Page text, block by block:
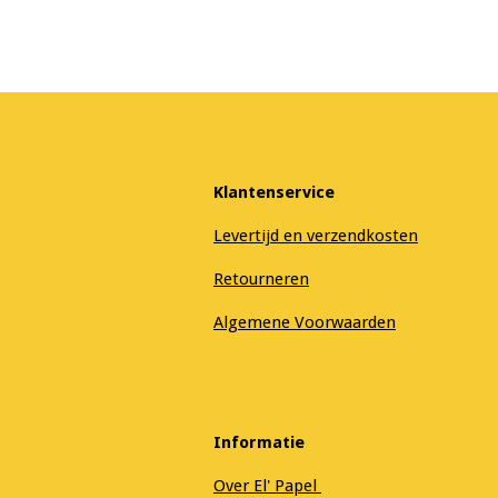
Klantenservice
Levertijd en verzendkosten
Retourneren
Algemene Voorwaarden
Informatie
Over El' Papel